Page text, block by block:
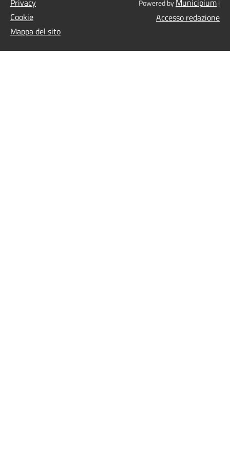
Privacy
Cookie
Mappa del sito
Powered byMunicipium|
Accesso redazione